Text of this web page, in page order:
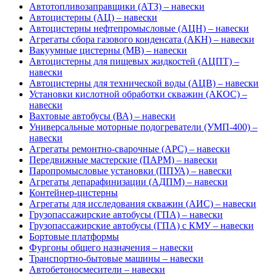
Автотопливозаправщики (АТЗ) – навески
Автоцистерны (АЦ) – навески
Автоцистерны нефтепромысловые (АЦН) – навески
Агрегаты сбора газового конденсата (АКН) – навески
Вакуумные цистерны (МВ) – навески
Автоцистерны для пищевых жидкостей (АЦПТ) –
навески
Автоцистерны для технической воды (АЦВ) – навески
Установки кислотной обработки скважин (АКОС) –
навески
Вахтовые автобусы (ВА) – навески
Универсальные моторные подогреватели (УМП-400) –
навески
Агрегаты ремонтно-сварочные (АРС) – навески
Передвижные мастерские (ПАРМ) – навески
Паропромысловые установки (ППУА) – навески
Агрегаты депарафинизации (АДПМ) – навески
Контейнер-цистерны
Агрегаты для исследования скважин (АИС) – навески
Грузопассажирские автобусы (ГПА) – навески
Грузопассажирские автобусы (ГПА) с КМУ – навески
Бортовые платформы
Фургоны общего назначения – навески
Транспортно-бытовые машины – навески
Автобетоносмесители – навески